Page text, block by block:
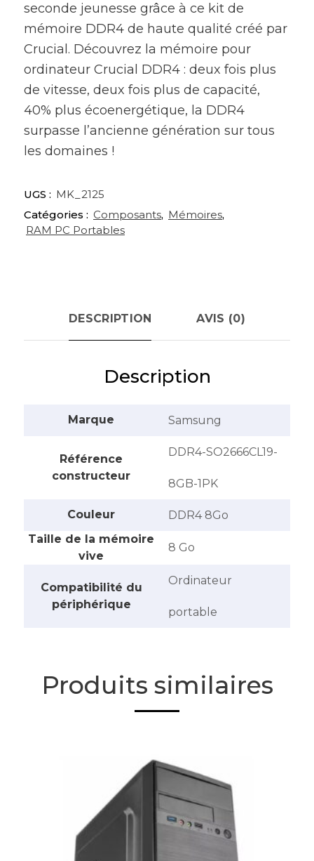
seconde jeunesse grâce à ce kit de
mémoire DDR4 de haute qualité créé par
Crucial. Découvrez la mémoire pour
ordinateur Crucial DDR4 : deux fois plus
de vitesse, deux fois plus de capacité,
40% plus écoenergétique, la DDR4
surpasse l’ancienne génération sur tous
les domaines !
UGS : MK_2125
Catégories : Composants, Mémoires,
RAM PC Portables
DESCRIPTION AVIS (0)
Description
Marque ‎Samsung
Référence
constructeur
‎DDR4-SO2666CL19-
8GB-1PK
Couleur
‎DDR4 8Go
Taille de la mémoire
vive
‎8 Go
Compatibilité du
périphérique
‎Ordinateur
portable
Produits similaires